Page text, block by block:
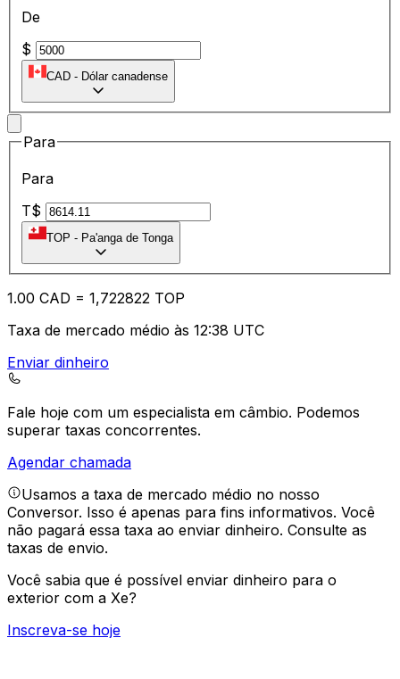
De
$
CAD - Dólar canadense
Para
Para
T$
TOP - Pa'anga de Tonga
1.00 CAD = 1,722822 TOP
Taxa de mercado médio às 12:38 UTC
Enviar dinheiro
Fale hoje com um especialista em câmbio. Podemos
superar taxas concorrentes.
Agendar chamada
Usamos a taxa de mercado médio no nosso
Conversor. Isso é apenas para fins informativos. Você
não pagará essa taxa ao enviar dinheiro. Consulte as
taxas de envio.
Você sabia que é possível enviar dinheiro para o
exterior com a Xe?
Inscreva-se hoje